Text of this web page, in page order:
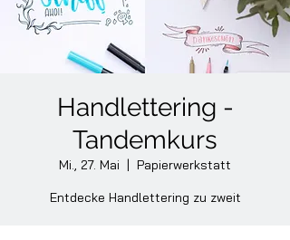
Handlettering -
Tandemkurs
Mi., 27. Mai
  |
Papierwerkstatt
Entdecke Handlettering zu zweit